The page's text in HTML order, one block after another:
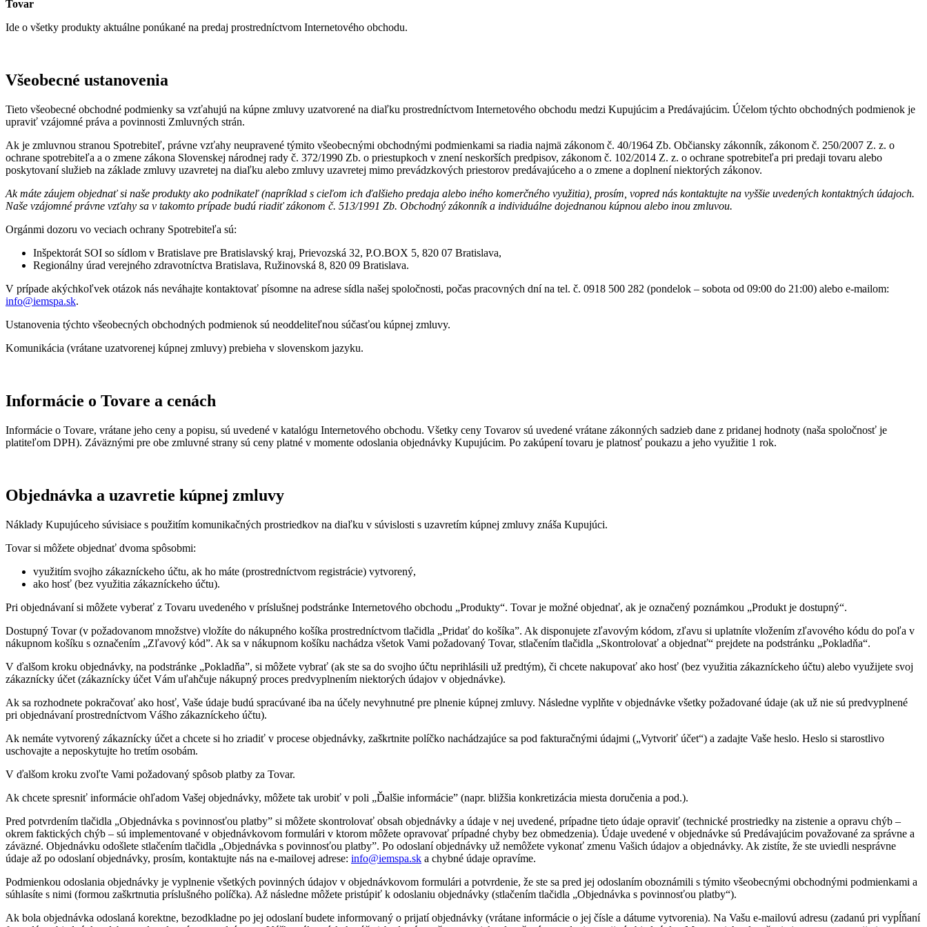
Tovar
Ide o všetky produkty aktuálne ponúkané na predaj prostredníctvom Internetového obchodu.
Všeobecné ustanovenia
Tieto všeobecné obchodné podmienky sa vzťahujú na kúpne zmluvy uzatvorené na diaľku prostredníctvom Internetového obchodu medzi Kupujúcim a Predávajúcim. Účelom týchto obchodných podmienok je
upraviť vzájomné práva a povinnosti Zmluvných strán.
Ak je zmluvnou stranou Spotrebiteľ, právne vzťahy neupravené týmito všeobecnými obchodnými podmienkami sa riadia najmä zákonom č. 40/1964 Zb. Občiansky zákonník, zákonom č. 250/2007 Z. z. o
ochrane spotrebiteľa a o zmene zákona Slovenskej národnej rady č. 372/1990 Zb. o priestupkoch v znení neskorších predpisov, zákonom č. 102/2014 Z. z. o ochrane spotrebiteľa pri predaji tovaru alebo
poskytovaní služieb na základe zmluvy uzavretej na diaľku alebo zmluvy uzavretej mimo prevádzkových priestorov predávajúceho a o zmene a doplnení niektorých zákonov.
Ak máte záujem objednať si naše produkty ako podnikateľ (napríklad s cieľom ich ďalšieho predaja alebo iného komerčného využitia), prosím, vopred nás kontaktujte na vyššie uvedených kontaktných údajoch.
Naše vzájomné právne vzťahy sa v takomto prípade budú riadiť zákonom č. 513/1991 Zb. Obchodný zákonník a individuálne dojednanou kúpnou alebo inou zmluvou.
Orgánmi dozoru vo veciach ochrany Spotrebiteľa sú:
Inšpektorát SOI so sídlom v Bratislave pre Bratislavský kraj, Prievozská 32, P.O.BOX 5, 820 07 Bratislava,
Regionálny úrad verejného zdravotníctva Bratislava, Ružinovská 8, 820 09 Bratislava.
V prípade akýchkoľvek otázok nás neváhajte kontaktovať písomne na adrese sídla našej spoločnosti, počas pracovných dní na tel. č. 0918 500 282 (pondelok – sobota od 09:00 do 21:00) alebo e-mailom:
info@iemspa.sk.
Ustanovenia týchto všeobecných obchodných podmienok sú neoddeliteľnou súčasťou kúpnej zmluvy.
Komunikácia (vrátane uzatvorenej kúpnej zmluvy) prebieha v slovenskom jazyku.
Informácie o Tovare a cenách
Informácie o Tovare, vrátane jeho ceny a popisu, sú uvedené v katalógu Internetového obchodu. Všetky ceny Tovarov sú uvedené vrátane zákonných sadzieb dane z pridanej hodnoty (naša spoločnosť je
platiteľom DPH). Záväznými pre obe zmluvné strany sú ceny platné v momente odoslania objednávky Kupujúcim. Po zakúpení tovaru je platnosť poukazu a jeho využitie 1 rok.
Objednávka a uzavretie kúpnej zmluvy
Náklady Kupujúceho súvisiace s použitím komunikačných prostriedkov na diaľku v súvislosti s uzavretím kúpnej zmluvy znáša Kupujúci.
Tovar si môžete objednať dvoma spôsobmi:
využitím svojho zákazníckeho účtu, ak ho máte (prostredníctvom registrácie) vytvorený,
ako hosť (bez využitia zákazníckeho účtu).
Pri objednávaní si môžete vyberať z Tovaru uvedeného v príslušnej podstránke Internetového obchodu „Produkty“. Tovar je možné objednať, ak je označený poznámkou „Produkt je dostupný“.
Dostupný Tovar (v požadovanom množstve) vložíte do nákupného košíka prostredníctvom tlačidla „Pridať do košíka”. Ak disponujete zľavovým kódom, zľavu si uplatníte vložením zľavového kódu do poľa v
nákupnom košíku s označením „Zľavový kód”. Ak sa v nákupnom košíku nachádza všetok Vami požadovaný Tovar, stlačením tlačidla „Skontrolovať a objednať“ prejdete na podstránku „Pokladňa“.
V ďalšom kroku objednávky, na podstránke „Pokladňa”, si môžete vybrať (ak ste sa do svojho účtu neprihlásili už predtým), či chcete nakupovať ako hosť (bez využitia zákazníckeho účtu) alebo využijete svoj
zákaznícky účet (zákaznícky účet Vám uľahčuje nákupný proces predvyplnením niektorých údajov v objednávke).
Ak sa rozhodnete pokračovať ako hosť, Vaše údaje budú spracúvané iba na účely nevyhnutné pre plnenie kúpnej zmluvy. Následne vyplňte v objednávke všetky požadované údaje (ak už nie sú predvyplnené
pri objednávaní prostredníctvom Vášho zákazníckeho účtu).
Ak nemáte vytvorený zákaznícky účet a chcete si ho zriadiť v procese objednávky, zaškrtnite políčko nachádzajúce sa pod fakturačnými údajmi („Vytvoriť účet“) a zadajte Vaše heslo. Heslo si starostlivo
uschovajte a neposkytujte ho tretím osobám.
V ďalšom kroku zvoľte Vami požadovaný spôsob platby za Tovar.
Ak chcete spresniť informácie ohľadom Vašej objednávky, môžete tak urobiť v poli „Ďalšie informácie” (napr. bližšia konkretizácia miesta doručenia a pod.).
Pred potvrdením tlačidla „Objednávka s povinnosťou platby” si môžete skontrolovať obsah objednávky a údaje v nej uvedené, prípadne tieto údaje opraviť (technické prostriedky na zistenie a opravu chýb –
okrem faktických chýb – sú implementované v objednávkovom formulári v ktorom môžete opravovať prípadné chyby bez obmedzenia). Údaje uvedené v objednávke sú Predávajúcim považované za správne a
záväzné. Objednávku odošlete stlačením tlačidla „Objednávka s povinnosťou platby”. Po odoslaní objednávky už nemôžete vykonať zmenu Vašich údajov a objednávky. Ak zistíte, že ste uviedli nesprávne
údaje až po odoslaní objednávky, prosím, kontaktujte nás na e-mailovej adrese: info@iemspa.sk a chybné údaje opravíme.
Podmienkou odoslania objednávky je vyplnenie všetkých povinných údajov v objednávkovom formulári a potvrdenie, že ste sa pred jej odoslaním oboznámili s týmito všeobecnými obchodnými podmienkami a
súhlasíte s nimi (formou zaškrtnutia príslušného políčka). Až následne môžete pristúpiť k odoslaniu objednávky (stlačením tlačidla „Objednávka s povinnosťou platby“).
Ak bola objednávka odoslaná korektne, bezodkladne po jej odoslaní budete informovaný o prijatí objednávky (vrátane informácie o jej čísle a dátume vytvorenia). Na Vašu e-mailovú adresu (zadanú pri vypĺňaní